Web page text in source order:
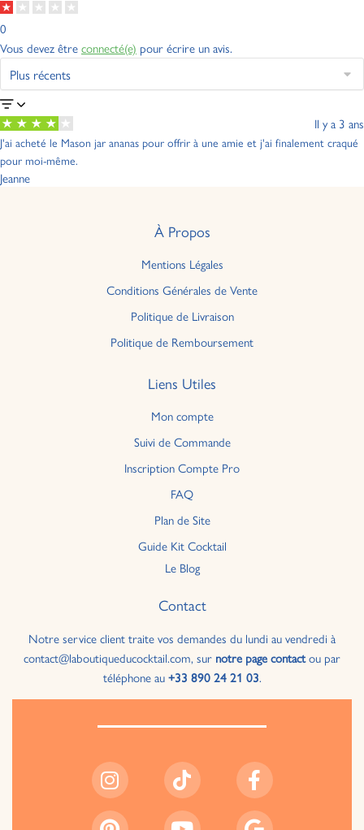
0
Vous devez êtreconnecté(e) pour écrire un avis.
Il y a 3 ans
J'ai acheté le Mason jar ananas pour offrir à une amie et j'ai finalement craqué
pour moi-même.
Jeanne
À Propos
Mentions Légales
Conditions Générales de Vente
Politique de Livraison
Politique de Remboursement
Liens Utiles
Mon compte
Suivi de Commande
Inscription Compte Pro
FAQ
Plan de Site
Guide Kit Cocktail
Le Blog
Contact
Notre service client traite vos demandes du lundi au vendredi à
contact@laboutiqueducocktail.com, sur notre page contactou par
téléphone au+33 890 24 21 03.